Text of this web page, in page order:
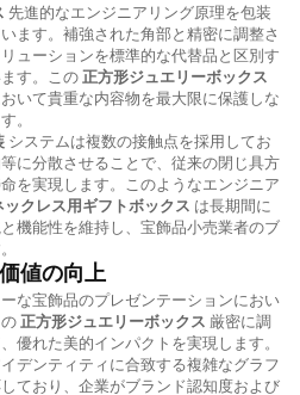
先進的なエンジニアリング原理を包装
ます。補強された角部と精密に調整さ
ューションを標準的な代替品と区別す
す。この正方形ジュエリーボックス
いて貴重な内容物を最大限に保護しな
。
システムは複数の接触点を採用してお
に分散させることで、従来の閉じ具方
を実現します。このようなエンジニア
ックレス用ギフトボックス は長期間に
機能性を維持し、宝飾品小売業者のブ
値の向上
な宝飾品のプレゼンテーションにおい
正方形ジュエリーボックス 厳密に調
優れた美的インパクトを実現します。
デンティティに合致する複雑なグラフ
ており、企業がブランド認知度および